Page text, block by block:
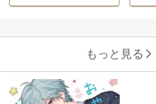
もっと見る